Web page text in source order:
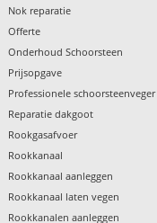
Nok reparatie
Offerte
Onderhoud Schoorsteen
Prijsopgave
Professionele schoorsteenveger
Reparatie dakgoot
Rookgasafvoer
Rookkanaal
Rookkanaal aanleggen
Rookkanaal laten vegen
Rookkanalen aanleggen